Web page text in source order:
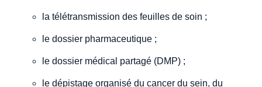
la télétransmission des feuilles de soin ;
le dossier pharmaceutique ;
le dossier médical partagé (DMP) ;
le dépistage organisé du cancer du sein, du